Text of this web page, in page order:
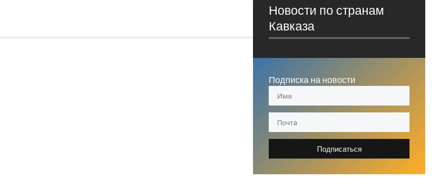
Новости по странам
Кавказа
Подписка на новости
Подписаться